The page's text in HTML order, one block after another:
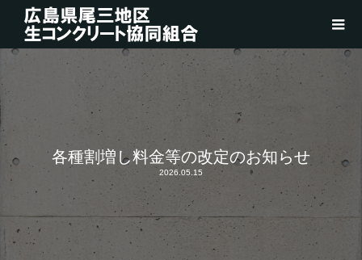
各種割増し料金等の改定のお知らせ
2026.05.15